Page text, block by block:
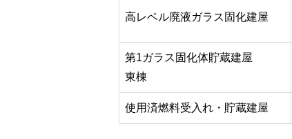
高レベル廃液ガラス固化建屋
第1ガラス固化体貯蔵建屋
東棟
使用済燃料受入れ・貯蔵建屋